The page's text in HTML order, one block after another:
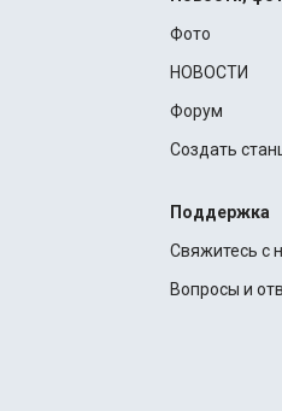
Фото
НОВОСТИ
Форум
Создать
Поддержка
Свяжитесь с
Вопросы и